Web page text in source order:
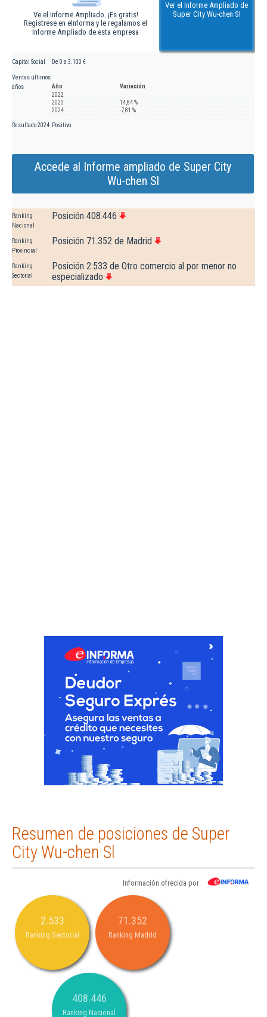
Ve el Informe Ampliado. ¡Es gratis!
Regístrese en eInforma y le regalamos el
Informe Ampliado de esta empresa
Ver el Informe Ampliado de
Super City Wu-chen Sl
Capital Social De 0 a 3.100 €
Ventas últimos
años
Año
Variación
2022
2023
14,84 %
2024
-7,81 %
Resultado 2024 Positivo
Accede al Informe ampliado de Super City
Wu-chen Sl
Ranking
Nacional
Posición 408.446
Ranking
Provincial
Posición 71.352 de Madrid
Ranking
Sectorial
Posición 2.533 de Otro comercio al por menor no
especializado
Resumen de posiciones de Super
City Wu-chen Sl
Información ofrecida por
2.533
Ranking Sectorial
71.352
Ranking Madrid
408.446
Ranking Nacional